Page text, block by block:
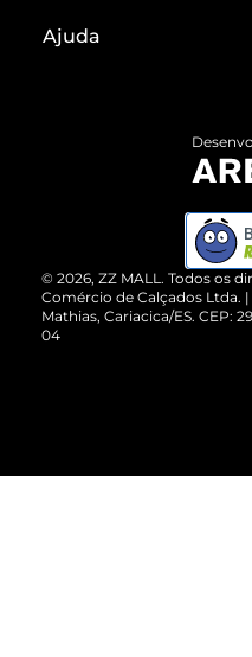
Termos de Uso
ZZ MALL é confiável
Cartão Presente
Vendas Corporativas
Ajuda
Devolução do
Compre pelo
© 2026, ZZ MALL. Todos os
Comércio de Calçados Ltda.
Mathias, Cariacica/ES. CEP:
04